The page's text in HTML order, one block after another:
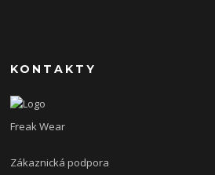
KONTAKTY
Freak Wear
Zákaznická podpora